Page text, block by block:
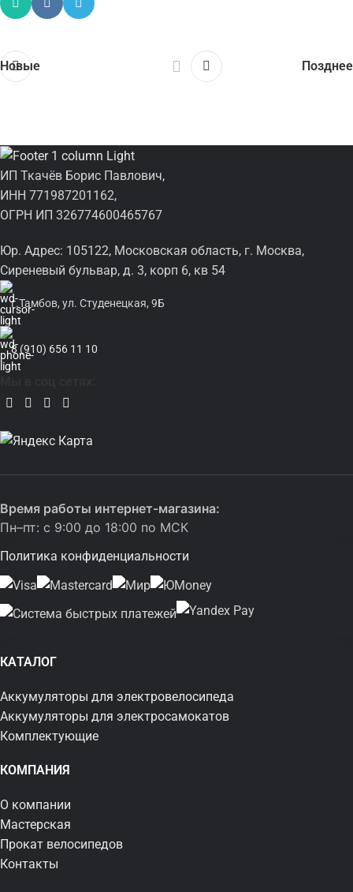
Новые Позднее
ИП Ткачёв Борис Павлович,
ИНН 771987201162,
ОГРН ИП 326774600465767
Юр. Адрес: 105122, Московская область, г. Москва,
Сиреневый бульвар, д. 3, корп 6, кв 54
г.Тамбов, ул. Студенецкая, 9Б
8 (910) 656 11 10
Время работы интернет-магазина:
Пн–пт: с 9:00 до 18:00 по МСК
Политика конфиденциальности
КАТАЛОГ
Аккумуляторы для электровелосипеда
Аккумуляторы для электросамокатов
Комплектующие
КОМПАНИЯ
О компании
Мастерская
Прокат велосипедов
Контакты